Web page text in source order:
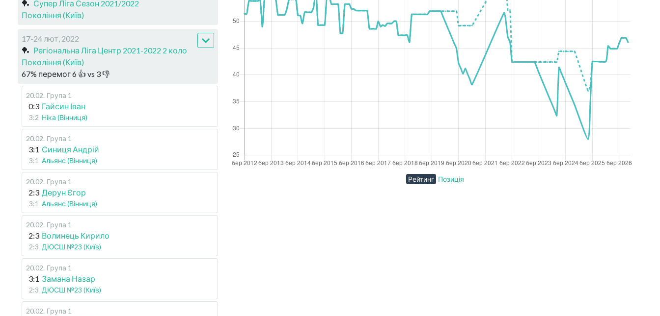
🏓 Супер Ліга Сезон 2021/2022
Покоління (Київ)
17-24 лют, 2022
🏓 Регіональна Ліга Центр 2021-2022 2 коло
Покоління (Київ)
67% перемог6 👍 vs 3👎
20.02. Група 1
0:3 Гайсин Іван
3:2 Ніка (Вінниця)
20.02. Група 1
3:1 Синиця Андрій
3:1 Альянс (Вінниця)
20.02. Група 1
2:3 Дерун Єгор
3:1 Альянс (Вінниця)
20.02. Група 1
2:3 Волинець Кирило
2:3 ДЮСШ №23 (Київ)
20.02. Група 1
3:1 Замана Назар
2:3 ДЮСШ №23 (Київ)
20.02. Група 1
Рейтинг Позиція